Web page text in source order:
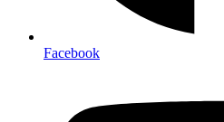
Facebook